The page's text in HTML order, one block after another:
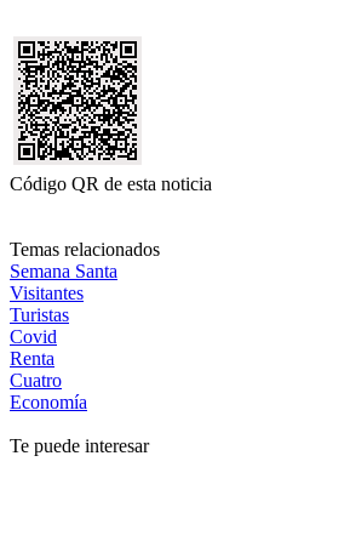
Código QR de esta noticia
Temas relacionados
Semana Santa
Visitantes
Turistas
Covid
Renta
Cuatro
Economía
Te puede interesar